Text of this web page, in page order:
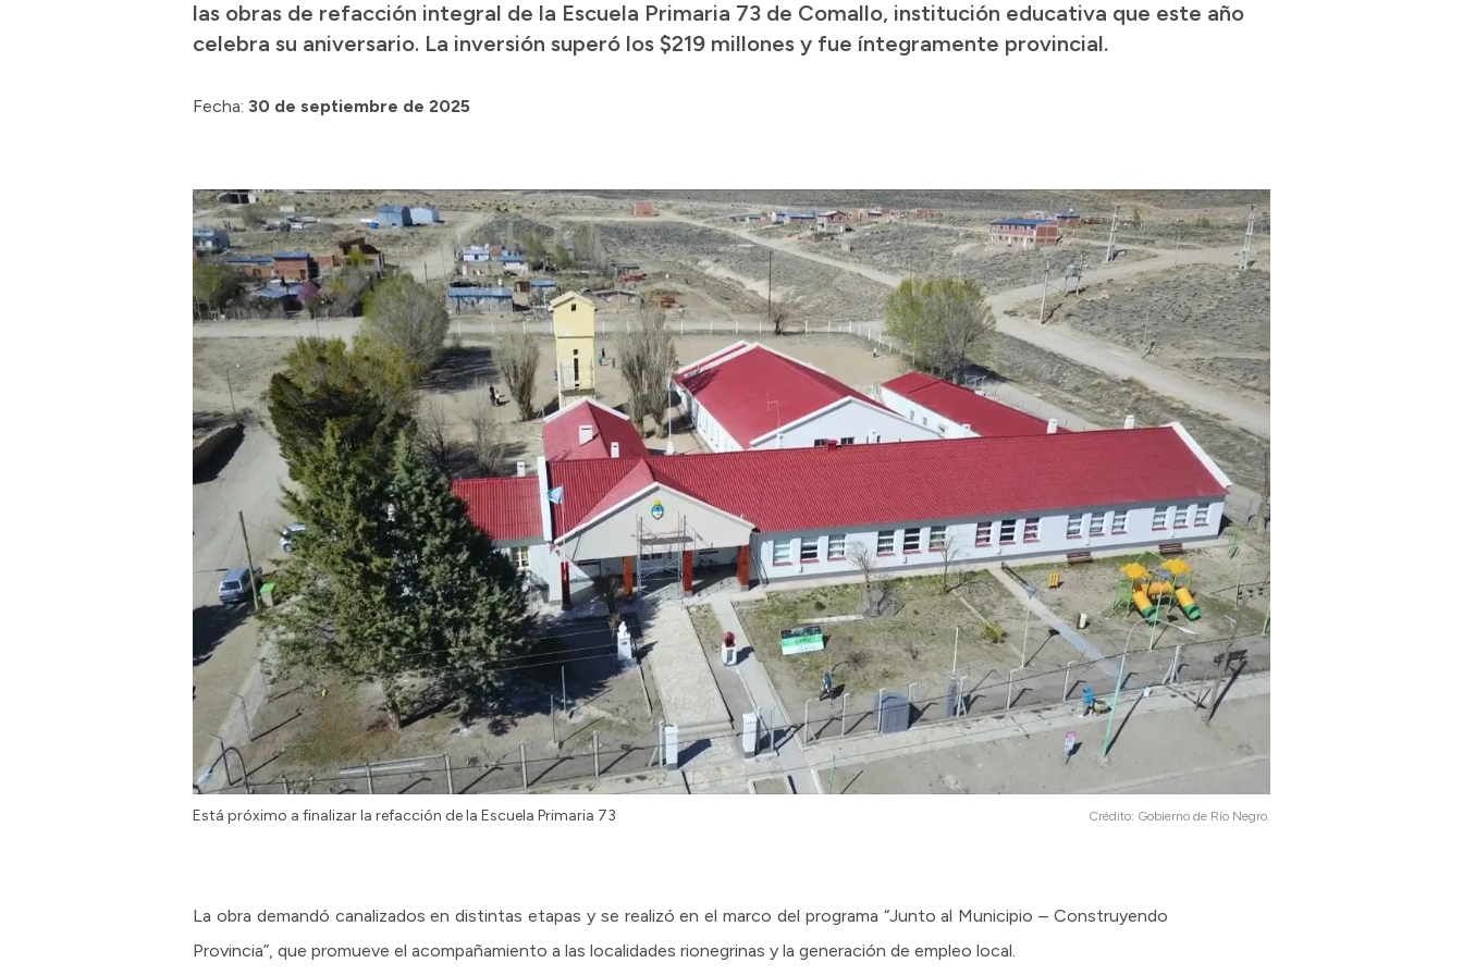
las obras de refacción integral de la Escuela Primaria 73 de Comallo, institución educativa que este año
celebra su aniversario. La inversión superó los $219 millones y fue íntegramente provincial.
Fecha: 30 de septiembre de 2025
Está próximo a finalizar la refacción de la Escuela Primaria 73 Crédito: Gobierno de Río Negro.
La obra demandó canalizados en distintas etapas y se realizó en el marco del programa “Junto al Municipio – Construyendo
Provincia”, que promueve el acompañamiento a las localidades rionegrinas y la generación de empleo local.